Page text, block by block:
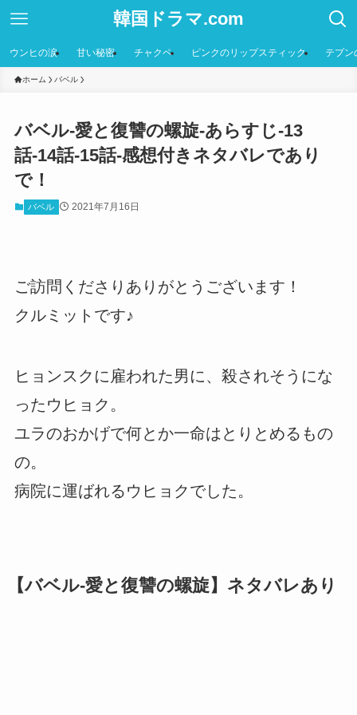
韓国ドラマ.com
ウンヒの涙 甘い秘密 チャクペ ピンクのリップスティック テプン
ホーム バベル
バベル-愛と復讐の螺旋-あらすじ-13
話-14話-15話-感想付きネタバレであり
で！
バベル 2021年7月16日
ご訪問くださりありがとうございます！
クルミットです♪
ヒョンスクに雇われた男に、殺されそうにな
ったウヒョク。
ユラのおかげで何とか一命はとりとめるもの
の。
病院に運ばれるウヒョクでした。
【バベル-愛と復讐の螺旋】ネタバレあり